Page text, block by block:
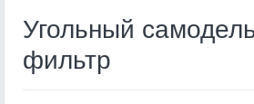
Угольный
фильтр